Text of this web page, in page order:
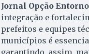
Jornal Opção Entorno
integração e
prefeitos e equipes
municípios é